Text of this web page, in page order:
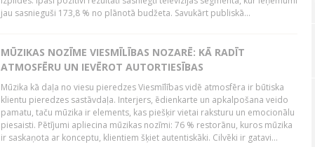
jau sasnieguši 173,8 % no plānotā budžeta. Savukārt publiskā...
MŪZIKAS NOZĪME VIESMĪLĪBAS NOZARĒ: KĀ RADĪT
ATMOSFĒRU UN IEVĒROT AUTORTIESĪBAS
Mūzika kā daļa no viesu pieredzes Viesmīlības vidē atmosfēra ir būtiska
klientu pieredzes sastāvdaļa. Interjers, ēdienkarte un apkalpošana veido
pamatu, taču mūzika ir elements, kas piešķir vietai raksturu un emocionālu
piesaisti. Pētījumi apliecina mūzikas nozīmi: 76 % restorānu, kuros mūzika
ir saskaņota ar konceptu, klientiem šķiet autentiskāki. Cilvēki ir gatavi...